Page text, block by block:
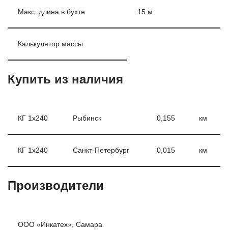
Макс. длина в бухте 15 м
Калькулятор массы
Купить из наличия
КГ 1х240 Рыбинск 0,155 км
КГ 1х240 Санкт-Петербург 0,015 км
Производители
ООО «Инкатех», Самара